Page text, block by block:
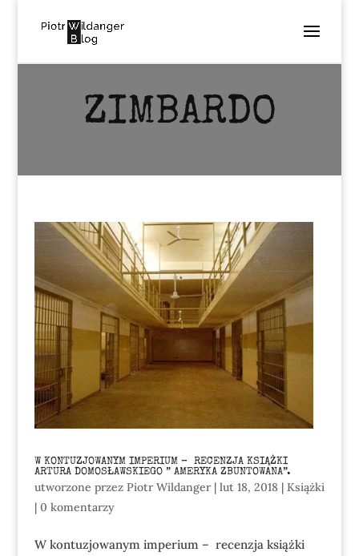
ZIMBARDO
W KONTUZJOWANYM IMPERIUM – RECENZJA KSIĄŻKI
ARTURA DOMOSŁAWSKIEGO ” AMERYKA ZBUNTOWANA”.
utworzone przez Piotr Wildanger| lut 18, 2018| Książki
| 0 komentarzy
W kontuzjowanym imperium – recenzja książki